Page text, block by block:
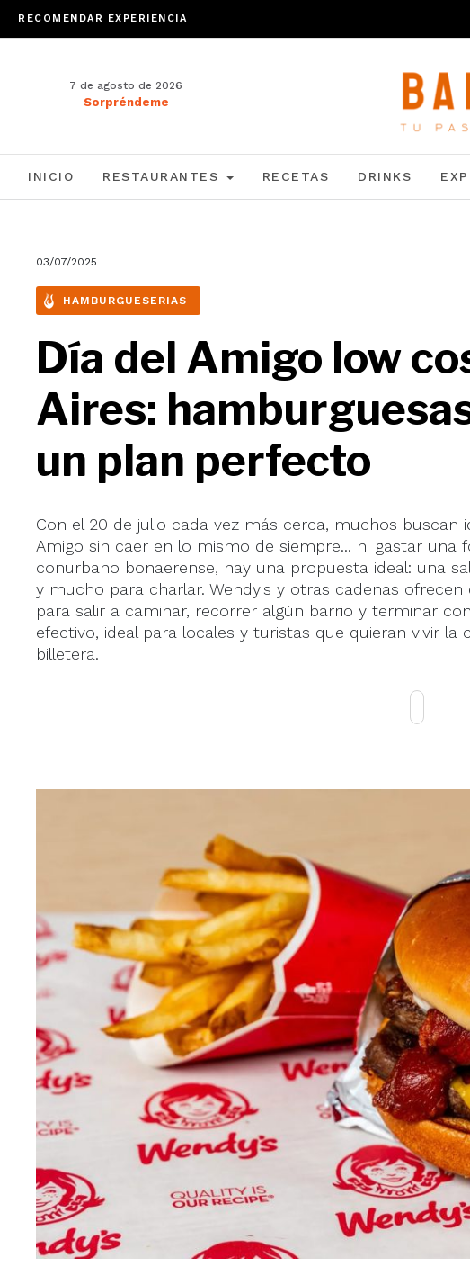
RECOMENDAR EXPERIENCIA
7 de agosto de 2026
Sorpréndeme
INICIO RESTAURANTES RECETAS DRINKS
03/07/2025
HAMBURGUESERIAS
Día del Amigo low
Aires:
un plan perfecto
Con el 20 de julio cada vez más cerca, muchos buscan
Amigo sin caer en lo mismo de siempre... ni gastar una
conurbano bonaerense, hay una propuesta ideal: una
y mucho para charlar. Wendy's y otras cadenas
para salir a caminar, recorrer algún barrio y terminar
efectivo, ideal para locales y turistas que quieran vivir la
billetera.